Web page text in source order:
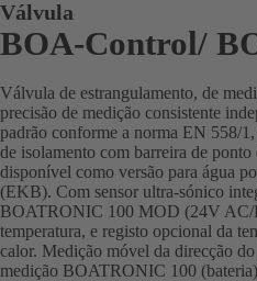
Válvula
BOA-Control/
Válvula de estrangulamento, de
precisão de medição consistente
padrão conforme a norma EN 558/
de isolamento com barreira de
disponível como versão para água
(EKB). Com sensor ultra-sónico
BOATRONIC 100 MOD (24V AC/
temperatura, e registo opcional da
calor. Medição móvel da direcção
medição BOATRONIC 100